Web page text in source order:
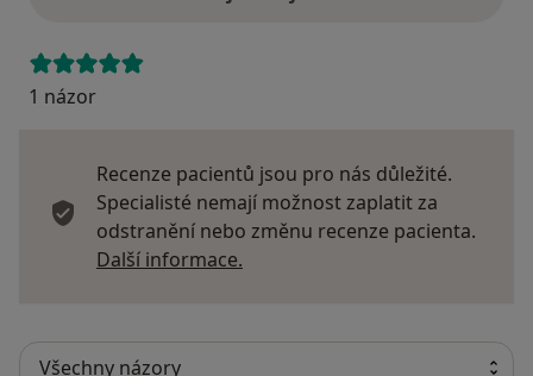
1 názor
Recenze pacientů jsou pro nás důležité.
Specialisté nemají možnost zaplatit za
odstranění nebo změnu recenze pacienta.
Další informace.